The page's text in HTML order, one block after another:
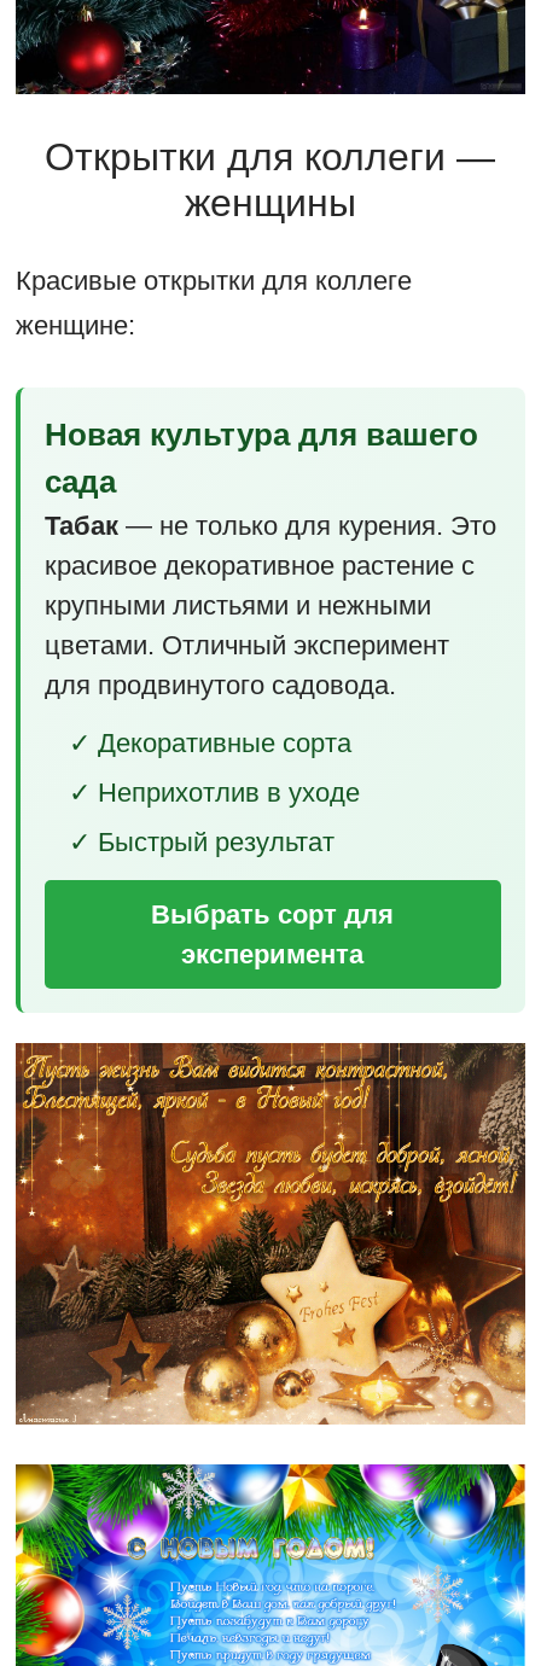
Открытки для коллеги —
женщины
Красивые открытки для коллеге
женщине:
Новая культура для вашего
сада
Табак— не только для курения. Это
красивое декоративное растение с
крупными листьями и нежными
цветами. Отличный эксперимент
для продвинутого садовода.
✓ Декоративные сорта
✓ Неприхотлив в уходе
✓ Быстрый результат
Выбрать сорт для
эксперимента